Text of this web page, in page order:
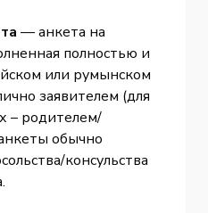
— анкета на
полностью и
или румынском
заявителем (для
– родителем/
обычно
консульства